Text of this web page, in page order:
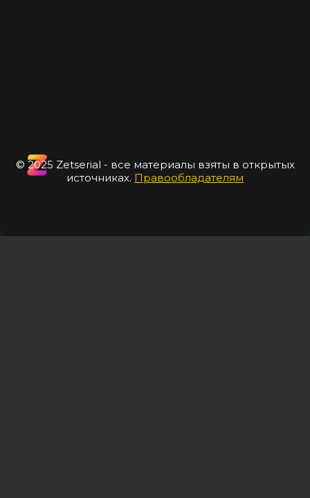
© 2025 Zetserial - все материалы взяты в открытых
источниках. Правообладателям